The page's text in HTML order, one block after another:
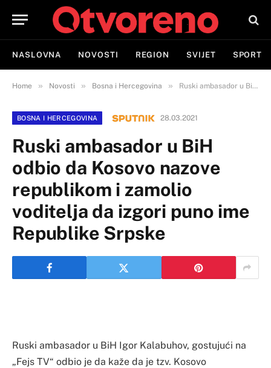
NASLOVNA NOVOSTI REGION SVIJET SPORT
Home » Novosti » Bosna i Hercegovina » Ruski ambasador u BiH odbio da Kosovo nazove republikom i zamolio voditelja da izgori puno ime Republike Srpske
BOSNA I HERCEGOVINA 28.03.2021
Ruski ambasador u BiH
odbio da Kosovo nazove
republikom i zamolio
voditelja da izgori puno ime
Republike Srpske
Ruski ambasador u BiH Igor Kalabuhov, gostujući na
„Fejs TV“ odbio je da kaže da je tzv. Kosovo